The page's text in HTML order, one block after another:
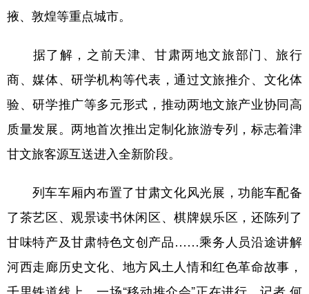
掖、敦煌等重点城市。
据了解，之前天津、甘肃两地文旅部门、旅行
商、媒体、研学机构等代表，通过文旅推介、文化体
验、研学推广等多元形式，推动两地文旅产业协同高
质量发展。两地首次推出定制化旅游专列，标志着津
甘文旅客源互送进入全新阶段。
列车车厢内布置了甘肃文化风光展，功能车配备
了茶艺区、观景读书休闲区、棋牌娱乐区，还陈列了
甘味特产及甘肃特色文创产品……乘务人员沿途讲解
河西走廊历史文化、地方风土人情和红色革命故事，
千里铁道线上，一场“移动推介会”正在进行。记者 何